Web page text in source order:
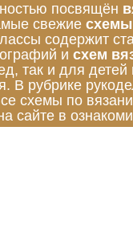
посвящён
свежие схемы
содержит
и схем
так и для
В рубрике
схемы по
сайте в